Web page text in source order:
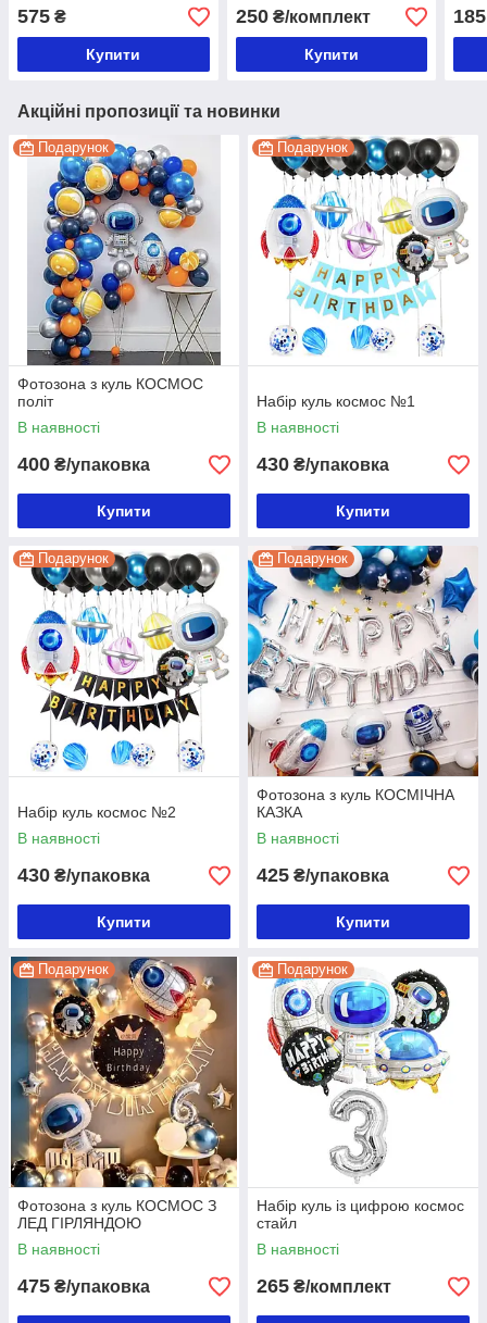
575 ₴
Купити
250₴/комплект
Купити
185
Акційні пропозиції та новинки
Подарунок
Фотозона з куль КОСМОС
політ
В наявності
400 ₴/упаковка
Купити
Подарунок
Набір куль космос №1
В наявності
430 ₴/упаковка
Купити
Подарунок
Набір куль космос №2
В наявності
430 ₴/упаковка
Купити
Подарунок
Фотозона з куль КОСМІЧНА
КАЗКА
В наявності
425 ₴/упаковка
Купити
Подарунок
Фотозона з куль КОСМОС З
ЛЕД ГІРЛЯНДОЮ
В наявності
475 ₴/упаковка
Подарунок
Набір куль із цифрою космос
стайл
В наявності
265 ₴/комплект